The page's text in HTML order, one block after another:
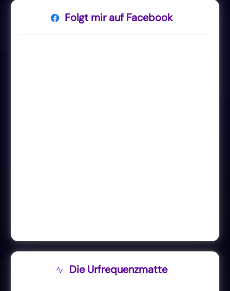
Folgt mir auf Facebook
Die Urfrequenzmatte